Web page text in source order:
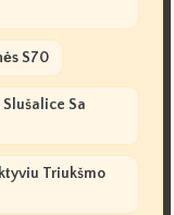
S70
Sa
Triukšmo